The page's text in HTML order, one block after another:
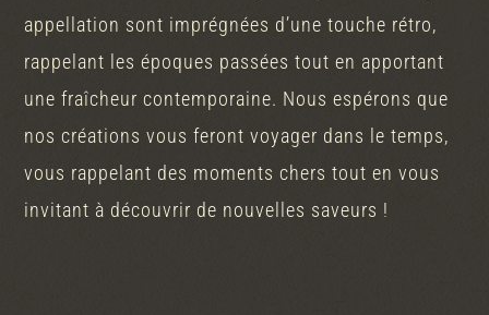
appellation sont imprégnées d’une touche rétro,
rappelant les époques passées tout en apportant
une fraîcheur contemporaine. Nous espérons que
nos créations vous feront voyager dans le temps,
vous rappelant des moments chers tout en vous
invitant à découvrir de nouvelles saveurs !